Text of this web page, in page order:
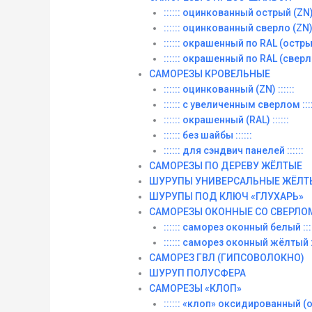
:::::: оцинкованный острый
:::::: оцинкованный сверло
:::::: окрашенный по RAL
:::::: окрашенный по RAL
САМОРЕЗЫ КРОВЕЛЬНЫЕ
:::::: оцинкованный (ZN) ::::::
:::::: с увеличенным сверлом
:::::: окрашенный (RAL) ::::::
:::::: без шайбы ::::::
:::::: для сэндвич панелей ::::::
САМОРЕЗЫ ПО ДЕРЕВУ ЖЁЛТЫЕ
ШУРУПЫ УНИВЕРСАЛЬНЫЕ
ШУРУПЫ ПОД КЛЮЧ «ГЛУХАРЬ»
САМОРЕЗЫ ОКОННЫЕ СО
:::::: саморез оконный белый
:::::: саморез оконный жёлтый
САМОРЕЗ ГВЛ (ГИПСОВОЛОКНО)
ШУРУП ПОЛУСФЕРА
САМОРЕЗЫ «КЛОП»
:::::: «клоп» оксидированный